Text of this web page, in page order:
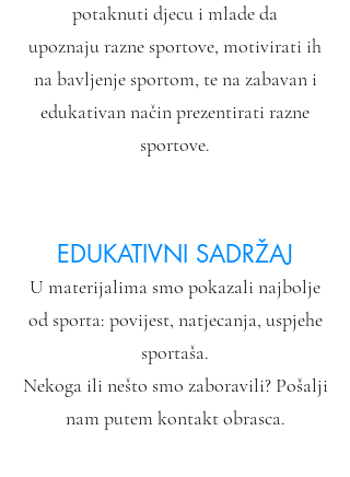
potaknuti djecu i mlade da
upoznaju razne sportove, motivirati ih
na bavljenje sportom, te na zabavan i
edukativan način prezentirati razne
sportove.
EDUKATIVNI SADRŽAJ
U materijalima smo pokazali najbolje
od sporta: povijest, natjecanja, uspjehe
sportaša.
Nekoga ili nešto smo zaboravili? Pošalji
nam putem kontakt obrasca.